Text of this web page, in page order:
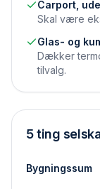
Carport,
Skal være
Glas- og
Dækker
tilvalg.
5 ting
Bygningssum